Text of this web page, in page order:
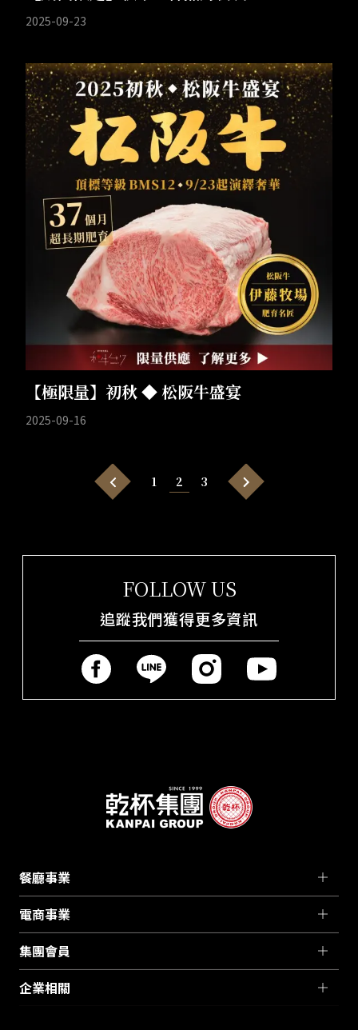
2025-09-23
【極限量】初秋 ◆ 松阪牛盛宴
2025-09-16
1 2 3
FOLLOW US
追蹤我們獲得更多資訊
餐廳事業
電商事業
集團會員
企業相關